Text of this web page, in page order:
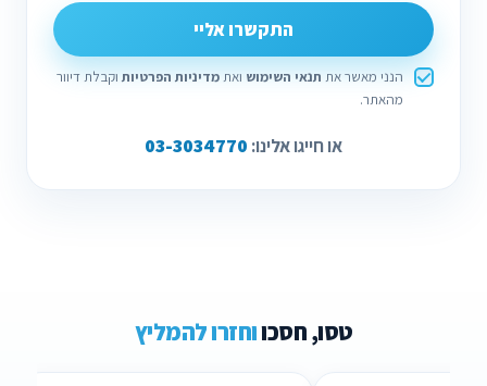
התקשרו אליי
הנני מאשר את תנאי השימוש ואתמדיניות הפרטיות וקבלת דיוור
מהאתר.
או חייגו אלינו: 03-3034770
טסו, חסכווחזרו להמליץ